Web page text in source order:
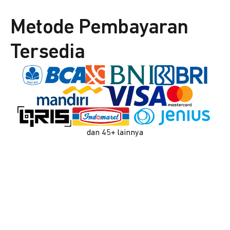
Metode Pembayaran
Tersedia
dan 45+ lainnya